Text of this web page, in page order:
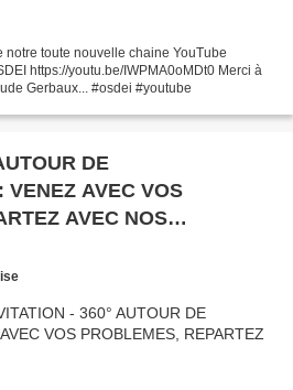
notre toute nouvelle chaine YouTube
https://youtu.be/IWPMA0oMDt0 Merci à
Gerbaux... #osdei #youtube
VENEZ AVEC VOS
AVEC NOS